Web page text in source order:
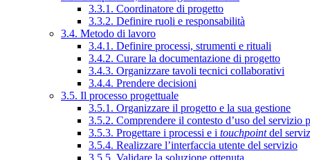
3.3.1. Coordinatore di progetto
3.3.2. Definire ruoli e responsabilità
3.4. Metodo di lavoro
3.4.1. Definire processi, strumenti e rituali
3.4.2. Curare la documentazione di progetto
3.4.3. Organizzare tavoli tecnici collaborativi
3.4.4. Prendere decisioni
3.5. Il processo progettuale
3.5.1. Organizzare il progetto e la sua gestione
3.5.2. Comprendere il contesto d’uso del servizio
3.5.3. Progettare i processi e i touchpointdel
3.5.4. Realizzare l’interfaccia utente del servizio
3.5.5. Validare la soluzione ottenuta